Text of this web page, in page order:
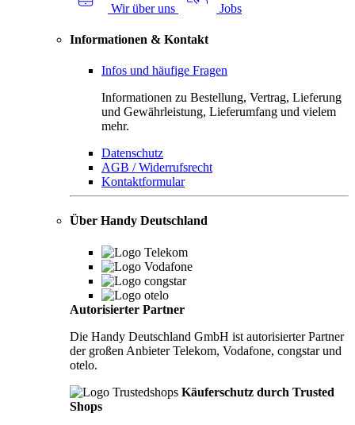
Wir über uns Jobs
Informationen & Kontakt
Infos und häufige Fragen
Informationen zu Bestellung, Vertrag, Lieferung
und Gewährleistung, Lieferumfang und vielem
mehr.
Datenschutz
AGB / Widerrufsrecht
Kontaktformular
Über Handy Deutschland
Autorisierter Partner
Die Handy Deutschland GmbH ist autorisierter Partner
der großen Anbieter Telekom, Vodafone, congstar und
otelo.
Käuferschutz durch Trusted
Shops